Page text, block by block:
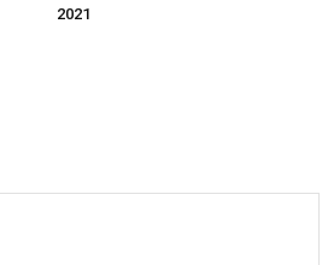
2021